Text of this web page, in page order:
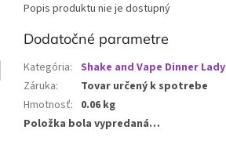
Popis produktu nie je dostupný
Dodatočné parametre
Kategória: Shake and Vape Dinner Lady
Záruka:
Tovar určený k spotrebe
Hmotnosť: 0.06 kg
Položka bola vypredaná…